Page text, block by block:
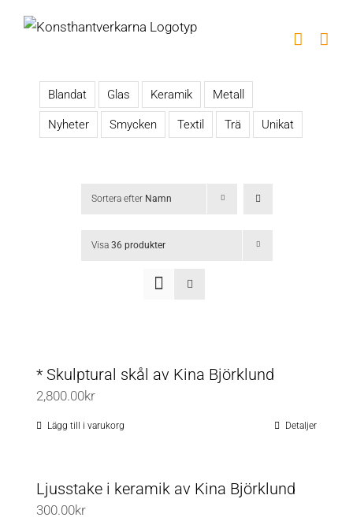
Blandat Glas Keramik Metall
Nyheter Smycken Textil Trä Unikat
Sortera efter Namn
Visa 36 produkter
* Skulptural skål av Kina Björklund
2,800.00kr
Lägg till i varukorg Detaljer
Ljusstake i keramik av Kina Björklund
300.00kr